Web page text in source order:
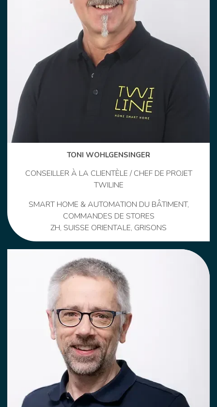
TONI WOHLGENSINGER
CONSEILLER À LA CLIENTÈLE / CHEF DE PROJET
TWILINE
SMART HOME & AUTOMATION DU BÂTIMENT,
COMMANDES DE STORES
ZH, SUISSE ORIENTALE, GRISONS